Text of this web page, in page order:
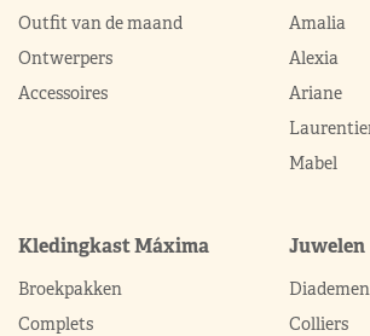
Outfit van de maand
Ontwerpers
Accessoires
Amalia
Alexia
Ariane
Mabel
Kledingkast Máxima
Broekpakken
Complets
Juwelen
Diademen
Colliers